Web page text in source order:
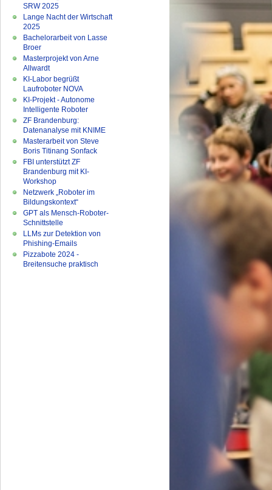
SRW 2025
Lange Nacht der Wirtschaft
2025
Bachelorarbeit von Lasse
Broer
Masterprojekt von Arne
Allwardt
KI-Labor begrüßt
Laufroboter NOVA
KI-Projekt - Autonome
Intelligente Roboter
ZF Brandenburg:
Datenanalyse mit KNIME
Masterarbeit von Steve
Boris Titinang Sonfack
FBI unterstützt ZF
Brandenburg mit KI-
Workshop
Netzwerk „Roboter im
Bildungskontext“
GPT als Mensch-Roboter-
Schnittstelle
LLMs zur Detektion von
Phishing-Emails
Pizzabote 2024 -
Breitensuche praktisch